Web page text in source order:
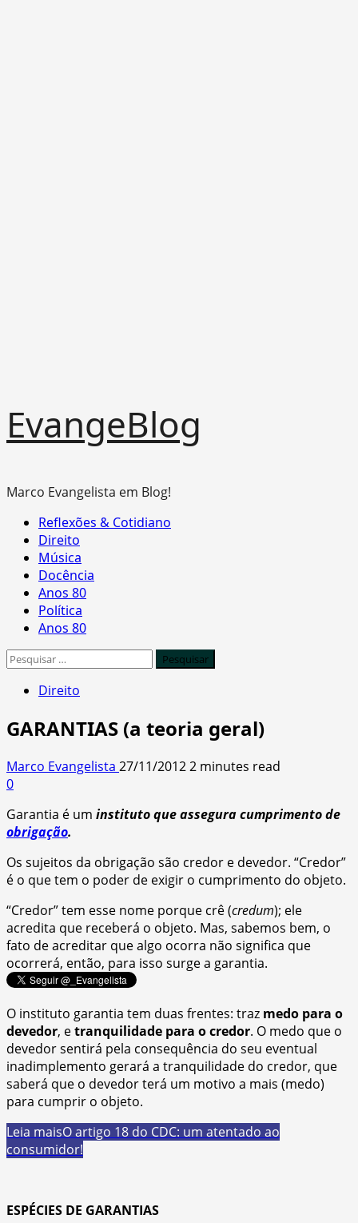
to
content
EvangeBlog
Marco Evangelista em Blog!
Primary
Menu
Reflexões & Cotidiano
Direito
Música
Docência
Anos 80
Política
Anos 80
Pesquisar
Direito
GARANTIAS (a teoria geral)
Marco Evangelista 27/11/20122 minutes read
0
Garantia é um instituto que assegura cumprimento de
obrigação.
Os sujeitos da obrigação são credor e devedor. “Credor”
é o que tem o poder de exigir o cumprimento do objeto.
“Credor” tem esse nome porque crê (credum); ele
acredita que receberá o objeto. Mas, sabemos bem, o
fato de acreditar que algo ocorra não significa que
ocorrerá, então, para isso surge a garantia.
O instituto garantia tem duas frentes: traz medo para o
devedor, etranquilidade para o credor. O medo que o
devedor sentirá pela consequência do seu eventual
inadimplemento gerará a tranquilidade do credor, que
saberá que o devedor terá um motivo a mais (medo)
para cumprir o objeto.
Leia maisO artigo 18 do CDC: um atentado ao
consumidor!
ESPÉCIES DE GARANTIAS